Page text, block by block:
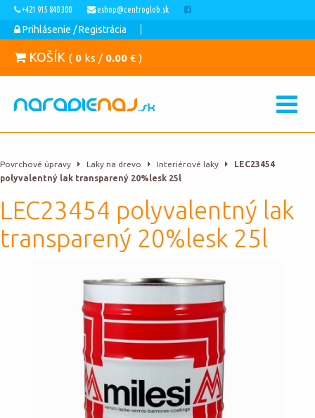
+421 915 840 300 eshop@centroglob.sk
Prihlásenie / Registrácia
KOŠÍK ( 0 ks / 0.00 € )
Povrchové úpravy Laky na drevo Interiérové laky
LEC23454
polyvalentný lak transparený 20%lesk 25l
LEC23454 polyvalentný lak
transparený 20%lesk 25l